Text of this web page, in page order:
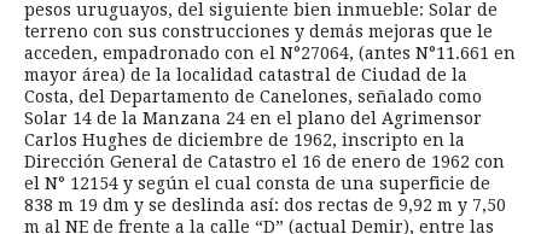
pesos uruguayos, del siguiente bien inmueble: Solar de
terreno con sus construcciones y demás mejoras que le
acceden, empadronado con el N°27064, (antes N°11.661 en
mayor área) de la localidad catastral de Ciudad de la
Costa, del Departamento de Canelones, señalado como
Solar 14 de la Manzana 24 en el plano del Agrimensor
Carlos Hughes de diciembre de 1962, inscripto en la
Dirección General de Catastro el 16 de enero de 1962 con
el N° 12154 y según el cual consta de una superficie de
838 m 19 dm y se deslinda así: dos rectas de 9,92 m y 7,50
m al NE de frente a la calle “D” (actual Demir), entre las